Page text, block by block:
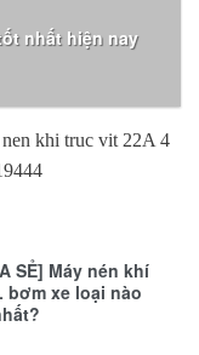
nhất hiện nay
SẺ] Máy nén khí
bơm xe loại nào